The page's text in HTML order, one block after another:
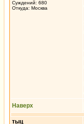
Суждений: 680
Откуда: Москва
Наверх
тыц